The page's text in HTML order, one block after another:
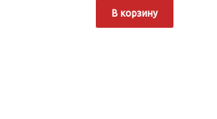
В корзину